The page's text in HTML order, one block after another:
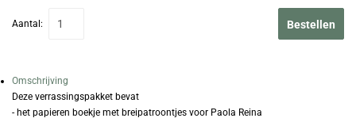
Aantal: Bestellen
Omschrijving
Deze verrassingspakket bevat
- het papieren boekje met breipatroontjes voor Paola Reina